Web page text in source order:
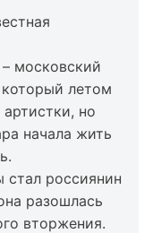
московский
летом
но
начала жить
россиянин
разошлась
вторжения.